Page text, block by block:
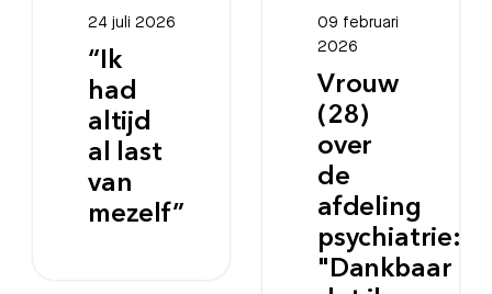
24 juli 2026
“Ik
had
altijd
al last
van
mezelf”
09 februari
2026
Vrouw
(28)
over
de
afdeling
psychiatrie:
"Dankbaar